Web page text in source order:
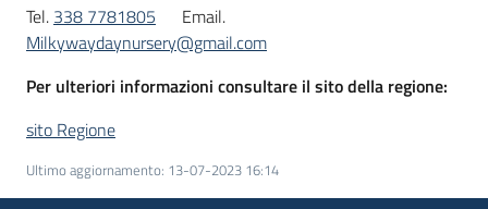
Tel. 338 7781805
Email.
Milkywaydaynursery@gmail.com
Per ulteriori informazioni consultare il sito della regione:
sito Regione
Ultimo aggiornamento: 13-07-2023 16:14